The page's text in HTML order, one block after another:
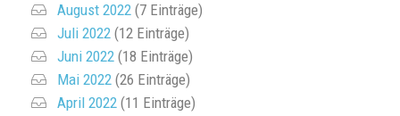
August 2022 (7 Einträge)
Juli 2022 (12 Einträge)
Juni 2022 (18 Einträge)
Mai 2022 (26 Einträge)
April 2022 (11 Einträge)